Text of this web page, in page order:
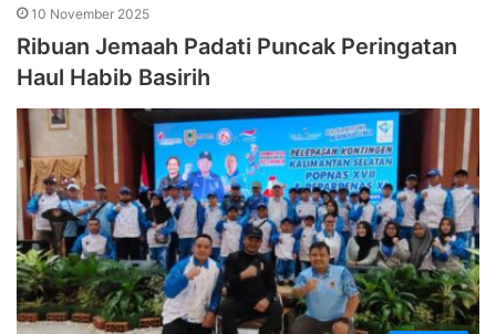
10 November 2025
Ribuan Jemaah Padati Puncak Peringatan
Haul Habib Basirih